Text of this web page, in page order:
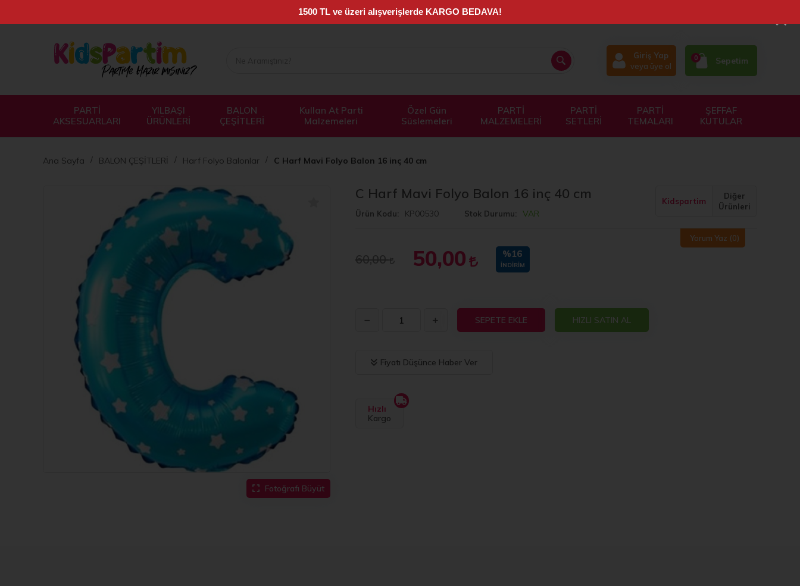
Giriş Yap
veya üye ol
0 Sepetim
PARTİ
AKSESUARLARI
YILBAŞI
ÜRÜNLERİ
BALON
ÇEŞİTLERİ
Kullan At Parti
Malzemeleri
Özel Gün
Süslemeleri
PARTİ
MALZEMELERİ
PARTİ
SETLERİ
PARTİ
TEMALARI
ŞEFFAF
KUTULAR
Ana Sayfa BALON ÇEŞİTLERİ Harf Folyo Balonlar C Harf Mavi Folyo Balon 16 inç 40 cm
Fotoğrafı Büyüt
C Harf Mavi Folyo Balon 16 inç 40 cm Kidspartim
Diğer
Ürünleri
Ürün Kodu KP00530 Stok Durumu VAR
Yorum Yaz (0)
60,00 50,00 %16
İNDIRIM
SEPETE EKLE HIZLI SATIN AL
Fiyatı Düşünce Haber Ver
Hızlı
Kargo
×